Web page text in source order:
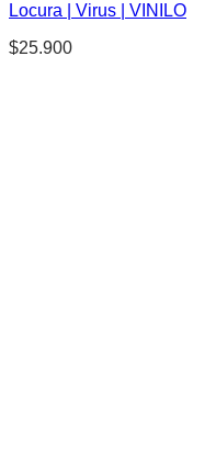
Locura | Virus | VINILO
$25.900